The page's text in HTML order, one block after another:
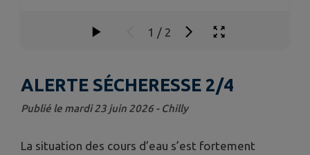
1 / 2
ALERTE SÉCHERESSE 2/4
Publié le mardi 23 juin 2026 - Chilly
La situation des cours d’eau s’est fortement